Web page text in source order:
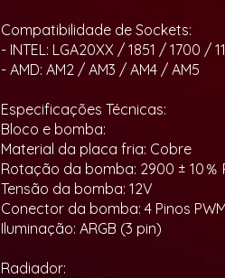
Compatibilidade de Sockets:
- INTEL: LGA20XX / 1851 / 1700 /
- AMD: AM2 / AM3 / AM4 / AM5
Especificações Técnicas:
Bloco e bomba:
Material da placa fria: Cobre
Rotação da bomba: 2900 ± 10％
Tensão da bomba: 12V
Conector da bomba: 4 Pinos
Iluminação: ARGB (3 pin)
Radiador: